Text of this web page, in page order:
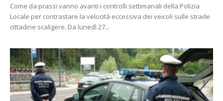
Come da prassi vanno avanti i controlli settimanali della Polizia
Locale per contrastare la velocità eccessiva dei veicoli sulle strade
cittadine scaligere. Da lunedì 27...